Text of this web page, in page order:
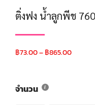
ติ่งฟง น้ำลูกพีช
฿73.00–฿865.00
จำนวน